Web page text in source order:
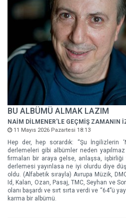
BU ALBÜMÜ ALMAK LAZIM
NAİM DİLMENER'LE GEÇMİŞ ZAMANIN
11 Mayıs 2026 Pazartesi 18:13
Hep der, hep sorardık: “Şu İngilizlerin
derlemeleri gibi albümler neden
firmaları bir araya gelse, anlaşsa,
derlemesi yayınlasa ne iyi olurdu diye
oldu. (Alfabetik sırayla) Avrupa Müzik,
Id, Kalan, Ozan, Pasaj, TMC, Seyhan ve
olanı başardı ve sırt sırta verdi ve “64”ü
karma bir albümü.